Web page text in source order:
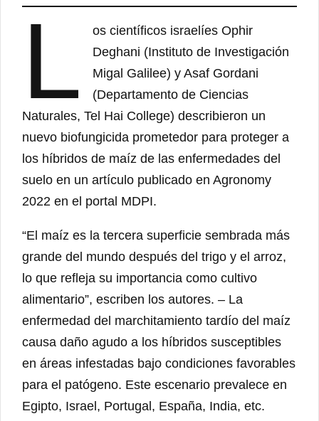
L
os científicos israelíes Ophir
Deghani (Instituto de Investigación
Migal Galilee) y Asaf Gordani
(Departamento de Ciencias
Naturales, Tel Hai College) describieron un
nuevo biofungicida prometedor para proteger a
los híbridos de maíz de las enfermedades del
suelo en un artículo publicado en Agronomy
2022 en el portal MDPI.
“El maíz es la tercera superficie sembrada más
grande del mundo después del trigo y el arroz,
lo que refleja su importancia como cultivo
alimentario”, escriben los autores. – La
enfermedad del marchitamiento tardío del maíz
causa daño agudo a los híbridos susceptibles
en áreas infestadas bajo condiciones favorables
para el patógeno. Este escenario prevalece en
Egipto, Israel, Portugal, España, India, etc.